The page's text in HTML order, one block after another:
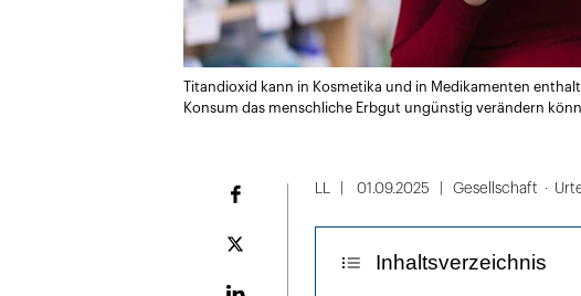
Titandioxid kann in Kosmetika und in Medikamenten
Konsum das menschliche Erbgut ungünstig verändern
Plattform
01.09.2025 Gesellschaft
Inhaltsverzeichnis